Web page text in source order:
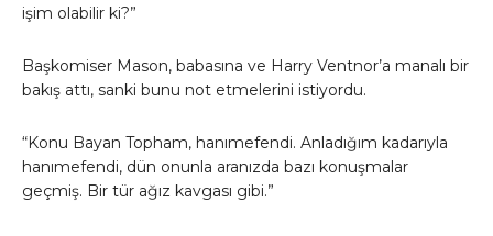
işim olabilir ki?”
Başkomiser Mason, babasına ve Harry Ventnor’a manalı bir
bakış attı, sanki bunu not etmelerini istiyordu.
“Konu Bayan Topham, hanımefendi. Anladığım kadarıyla
hanımefendi, dün onunla aranızda bazı konuşmalar
geçmiş. Bir tür ağız kavgası gibi.”